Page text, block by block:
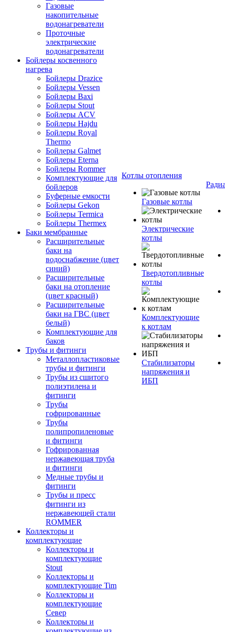
Газовые
накопительные
водонагреватели
Проточные
электрические
водонагреватели
Бойлеры косвенного
нагрева
Бойлеры Drazice
Бойлеры Vessen
Бойлеры Baxi
Бойлеры Stout
Бойлеры ACV
Бойлеры Hajdu
Бойлеры Royal
Thermo
Бойлеры Galmet
Бойлеры Eterna
Бойлеры Rommer
Комплектующие для
бойлеров
Буферные емкости
Бойлеры Gekon
Бойлеры Termica
Бойлеры Thermex
Баки мембранные
Расширительные
баки на
водоснабжение (цвет
синий)
Расширительные
баки на отопление
(цвет красный)
Расширительные
баки на ГВС (цвет
белый)
Комплектующие для
баков
Трубы и фитинги
Металлопластиковые
трубы и фитинги
Трубы из сшитого
полиэтилена и
фитинги
Трубы
гофрированные
Трубы
полипропиленовые
и фитинги
Гофрированная
нержавеющая труба
и фитинги
Медные трубы и
фитинги
Трубы и пресс
фитинги из
нержавеющей стали
ROMMER
Коллекторы и
комплектующие
Коллекторы и
комплектующие
Stout
Коллекторы и
комплектующие Tim
Коллекторы и
комплектующие
Север
Коллекторы и
Котлы отопления
Газовые котлы
Электрические
котлы
Твердотопливные
котлы
Комплектующие
к котлам
Стабилизаторы
напряжения и
ИБП